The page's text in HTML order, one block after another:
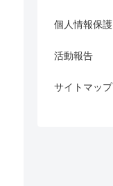
個人情報保護
活動報告
サイトマップ